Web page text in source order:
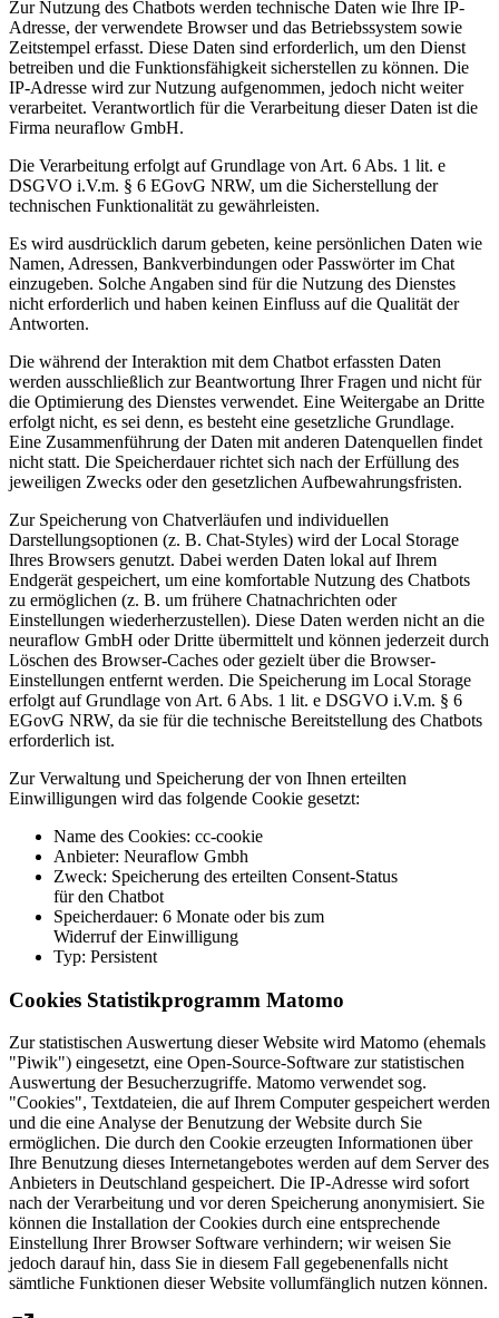
Zur Nutzung des Chatbots werden technische Daten wie Ihre IP-
Adresse, der verwendete Browser und das Betriebssystem sowie
Zeitstempel erfasst. Diese Daten sind erforderlich, um den Dienst
betreiben und die Funktionsfähigkeit sicherstellen zu können. Die
IP-Adresse wird zur Nutzung aufgenommen, jedoch nicht weiter
verarbeitet. Verantwortlich für die Verarbeitung dieser Daten ist die
Firma neuraflow GmbH.
Die Verarbeitung erfolgt auf Grundlage von Art. 6 Abs. 1 lit. e
DSGVO i.V.m. § 6 EGovG NRW, um die Sicherstellung der
technischen Funktionalität zu gewährleisten.
Es wird ausdrücklich darum gebeten, keine persönlichen Daten wie
Namen, Adressen, Bankverbindungen oder Passwörter im Chat
einzugeben. Solche Angaben sind für die Nutzung des Dienstes
nicht erforderlich und haben keinen Einfluss auf die Qualität der
Antworten.
Die während der Interaktion mit dem Chatbot erfassten Daten
werden ausschließlich zur Beantwortung Ihrer Fragen und nicht für
die Optimierung des Dienstes verwendet. Eine Weitergabe an Dritte
erfolgt nicht, es sei denn, es besteht eine gesetzliche Grundlage.
Eine Zusammenführung der Daten mit anderen Datenquellen findet
nicht statt. Die Speicherdauer richtet sich nach der Erfüllung des
jeweiligen Zwecks oder den gesetzlichen Aufbewahrungsfristen.
Zur Speicherung von Chatverläufen und individuellen
Darstellungsoptionen (z. B. Chat-Styles) wird der Local Storage
Ihres Browsers genutzt. Dabei werden Daten lokal auf Ihrem
Endgerät gespeichert, um eine komfortable Nutzung des Chatbots
zu ermöglichen (z. B. um frühere Chatnachrichten oder
Einstellungen wiederherzustellen). Diese Daten werden nicht an die
neuraflow GmbH oder Dritte übermittelt und können jederzeit durch
Löschen des Browser-Caches oder gezielt über die Browser-
Einstellungen entfernt werden. Die Speicherung im Local Storage
erfolgt auf Grundlage von Art. 6 Abs. 1 lit. e DSGVO i.V.m. § 6
EGovG NRW, da sie für die technische Bereitstellung des Chatbots
erforderlich ist.
Zur Verwaltung und Speicherung der von Ihnen erteilten
Einwilligungen wird das folgende Cookie gesetzt:
Name des Cookies: cc-cookie
Anbieter: Neuraflow Gmbh
Zweck: Speicherung des erteilten Consent-Status
für den Chatbot
Speicherdauer: 6 Monate oder bis zum
Widerruf der Einwilligung
Typ: Persistent
Cookies Statistikprogramm Matomo
Zur statistischen Auswertung dieser Website wird Matomo (ehemals
"Piwik") eingesetzt, eine Open-Source-Software zur statistischen
Auswertung der Besucherzugriffe. Matomo verwendet sog.
"Cookies", Textdateien, die auf Ihrem Computer gespeichert werden
und die eine Analyse der Benutzung der Website durch Sie
ermöglichen. Die durch den Cookie erzeugten Informationen über
Ihre Benutzung dieses Internetangebotes werden auf dem Server des
Anbieters in Deutschland gespeichert. Die IP-Adresse wird sofort
nach der Verarbeitung und vor deren Speicherung anonymisiert. Sie
können die Installation der Cookies durch eine entsprechende
Einstellung Ihrer Browser Software verhindern; wir weisen Sie
jedoch darauf hin, dass Sie in diesem Fall gegebenenfalls nicht
sämtliche Funktionen dieser Website vollumfänglich nutzen können.